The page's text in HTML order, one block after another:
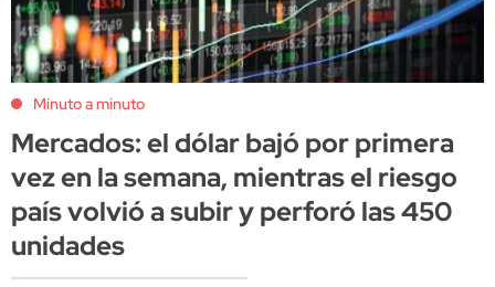
Minuto a minuto
Mercados: el dólar bajó por primera
vez en la semana, mientras el riesgo
país volvió a subir y perforó las 450
unidades